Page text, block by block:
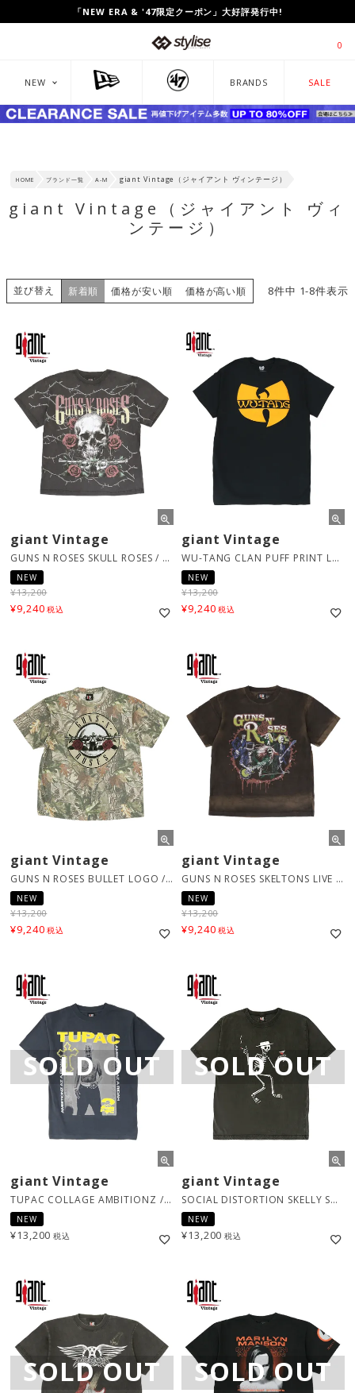
UP TO 80%OFF!「CLEARANCE SALE」開催中!
「NEW ERA & '47限定クーポン」大好評発行中!
0
NEW BRANDS SALE
HOME ブランド一覧 A-M giant Vintage（ジャイアント ヴィンテージ）
giant Vintage（ジャイアント ヴィ
ンテージ）
並び替え 新着順 価格が安い順 価格が高い順 8件中 1-8件表示
giant Vintage
GUNS N ROSES SKULL ROSES / ブラック [12160767]
NEW
¥13,200
¥9,240 税込
giant Vintage
WU-TANG CLAN PUFF PRINT LOGO / ブラック [TS0100WUTA]
NEW
¥13,200
¥9,240 税込
giant Vintage
GUNS N ROSES BULLET LOGO / カモ [12160781]
NEW
¥13,200
¥9,240 税込
giant Vintage
GUNS N ROSES SKELTONS LIVE / ブラウン [12160760]
NEW
¥13,200
¥9,240 税込
giant Vintage
TUPAC COLLAGE AMBITIONZ / ネイビー [31781947]
NEW
¥13,200 税込
SOLD OUT
giant Vintage
SOCIAL DISTORTION SKELLY SONG TITLE / ヴィンテージブラック [31252004]
NEW
¥13,200 税込
SOLD OUT
SOLD OUT SOLD OUT